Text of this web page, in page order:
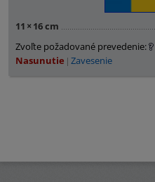
11 × 16 cm
Zvoľte požadované prevedenie:
Nasunutie Zavesenie